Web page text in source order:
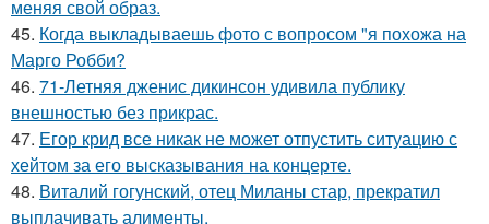
меняя свой образ.
45. Когда выкладываешь фото с вопросом "я похожа на
Марго Робби?
46. 71-Летняя дженис дикинсон удивила публику
внешностью без прикрас.
47. Егор крид все никак не может отпустить ситуацию с
хейтом за его высказывания на концерте.
48. Виталий гогунский, отец Миланы стар, прекратил
выплачивать алименты.